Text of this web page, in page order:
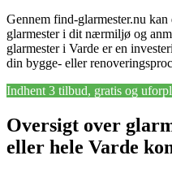
Gennem find-glarmester.nu kan
glarmester i dit nærmiljø og
glarmester i Varde er en
din bygge- eller
Indhent 3 tilbud, gratis og
Oversigt over
eller hele Varde